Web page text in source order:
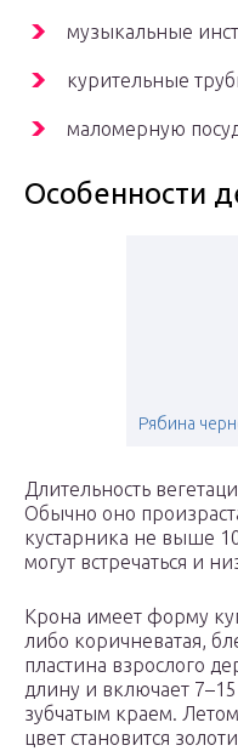
музыкальные
курительные
маломерную
Особенности
Рябина
Длительность
Обычно оно
кустарника не выше
могут встречаться и
Крона имеет форму
либо коричневатая,
пластина взрослого
длину и включает
зубчатым краем.
цвет становится